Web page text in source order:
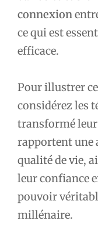
connexion
ce qui est
efficace.
Pour illustrer
considérez les
transformé leur
rapportent une
qualité de vie,
leur confiance
pouvoir
millénaire.